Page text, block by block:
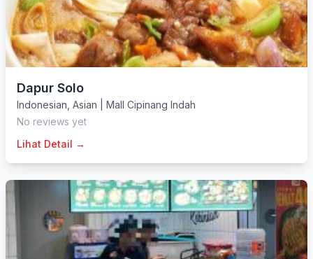
Dapur Solo
Indonesian Asian
Mall Cipinang Indah
No reviews yet
Lihat Detail →